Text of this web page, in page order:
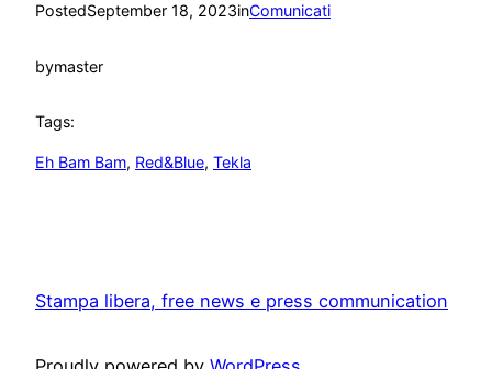
PostedSeptember 18, 2023inComunicati
bymaster
Tags:
Eh Bam Bam, Red&Blue, Tekla
Stampa libera, free news e press communication